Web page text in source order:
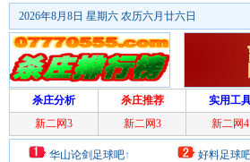
2026年8月8日 星期六 农历六月廿六日
杀庄分析 杀庄推荐 实用工
新二网3
新二网3 新二网4
华山论剑足球吧↑
好料足球